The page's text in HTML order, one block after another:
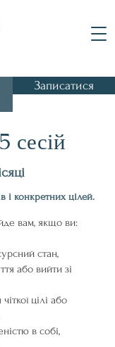
Записатися
сесій
і конкретних цілей.
вам, якщо ви:
стан,
або вийти зі
цілі або
в собі,